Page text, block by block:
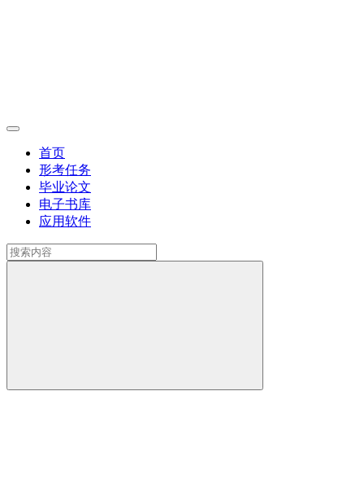
首页
形考任务
毕业论文
电子书库
应用软件